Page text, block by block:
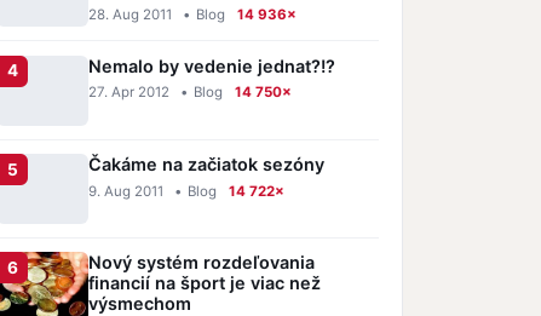
28. Aug 2011 • Blog 14 936×
Nemalo by vedenie jednat?!?
27. Apr 2012 • Blog 14 750×
Čakáme na začiatok sezóny
9. Aug 2011 • Blog 14 722×
Nový systém rozdeľovania
financií na šport je viac než
výsmechom